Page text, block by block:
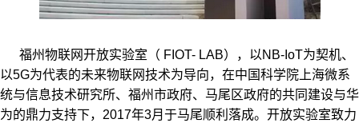
福州物联网开放实验室（ FIOT- LAB），以NB-IoT为契机、
以5G为代表的未来物联网技术为导向，在中国科学院上海微系
统与信息技术研究所、福州市政府、马尾区政府的共同建设与华
为的鼎力支持下，2017年3月于马尾顺利落成。开放实验室致力